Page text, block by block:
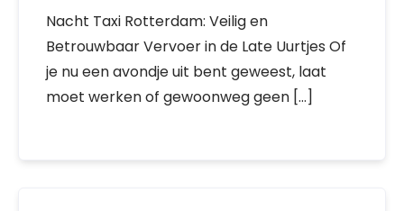
Nacht Taxi Rotterdam: Veilig en
Betrouwbaar Vervoer in de Late Uurtjes Of
je nu een avondje uit bent geweest, laat
moet werken of gewoonweg geen […]